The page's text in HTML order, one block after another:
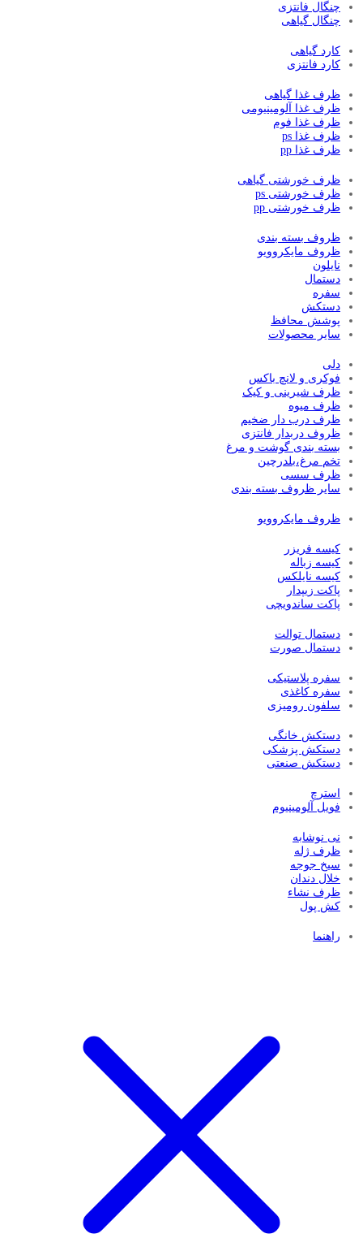
چنگال فانتزی
چنگال گیاهی
کارد گیاهی
کارد فانتزی
ظرف غذا گیاهی
ظرف غذا آلومینیومی
ظرف غذا فوم
ظرف غذا ps
ظرف غذا pp
ظرف خورشتی گیاهی
ظرف خورشتی ps
ظرف خورشتی pp
ظروف بسته بندی
ظروف مایکروویو
نایلون
دستمال
سفره
دستکش
پوشش محافظ
سایر محصولات
دلی
فوکری و لانچ باکس
ظرف شیرینی و کیک
ظرف میوه
ظرف درب دار ضخیم
ظروف دربدار فانتزی
بسته بندی گوشت و مرغ
تخم مرغ،بلدرچین
ظرف سسی
سایر ظروف بسته بندی
ظروف مایکروویو
کیسه فریزر
کیسه زباله
کیسه نایلکس
پاکت زیپدار
پاکت ساندویچی
دستمال توالت
دستمال صورت
سفره پلاستیکی
سفره کاغذی
سلفون رومیزی
دستکش خانگی
دستکش پزشکی
دستکش صنعتی
استرچ
فویل آلومینیوم
نی نوشابه
ظرف ژله
سیخ جوجه
خلال دندان
ظرف نشاء
کش پول
راهنما